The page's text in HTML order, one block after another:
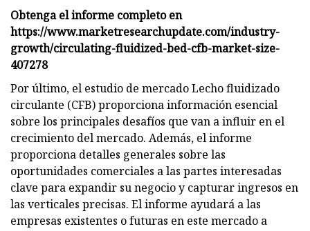
Obtenga el informe completo en
https://www.marketresearchupdate.com/industry-
growth/circulating-fluidized-bed-cfb-market-size-
407278
Por último, el estudio de mercado Lecho fluidizado
circulante (CFB) proporciona información esencial
sobre los principales desafíos que van a influir en el
crecimiento del mercado. Además, el informe
proporciona detalles generales sobre las
oportunidades comerciales a las partes interesadas
clave para expandir su negocio y capturar ingresos en
las verticales precisas. El informe ayudará a las
empresas existentes o futuras en este mercado a